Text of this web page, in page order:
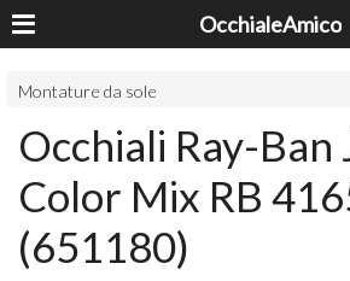
OcchialeAmico
Montature da sole
Occhiali Ray-Ban
Color Mix RB
(651180)